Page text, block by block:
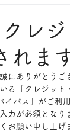
レ
れま
にありがとうご
る「クレジッ
パス」がご利
力が必須となり
お願い申し上げ